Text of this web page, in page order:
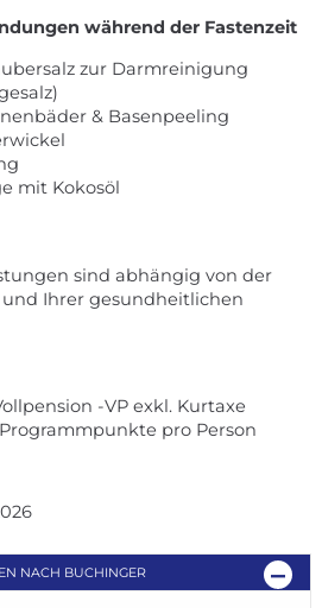
während der Fastenzeit
zur Darmreinigung
& Basenpeeling
mit Kokosöl
sind abhängig von der
Ihrer gesundheitlichen
-VP exkl. Kurtaxe
pro Person
NACH BUCHINGER